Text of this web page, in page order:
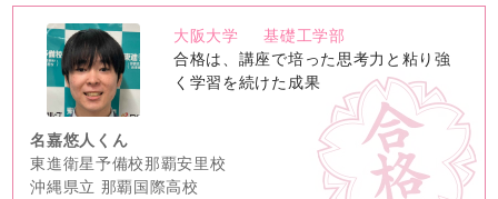
no
image
大阪大学
基礎工学部
合格は、講座で培った思考力と粘り強
く学習を続けた成果
名嘉悠人くん
東進衛星予備校那覇安里校
沖縄県立 那覇国際高校